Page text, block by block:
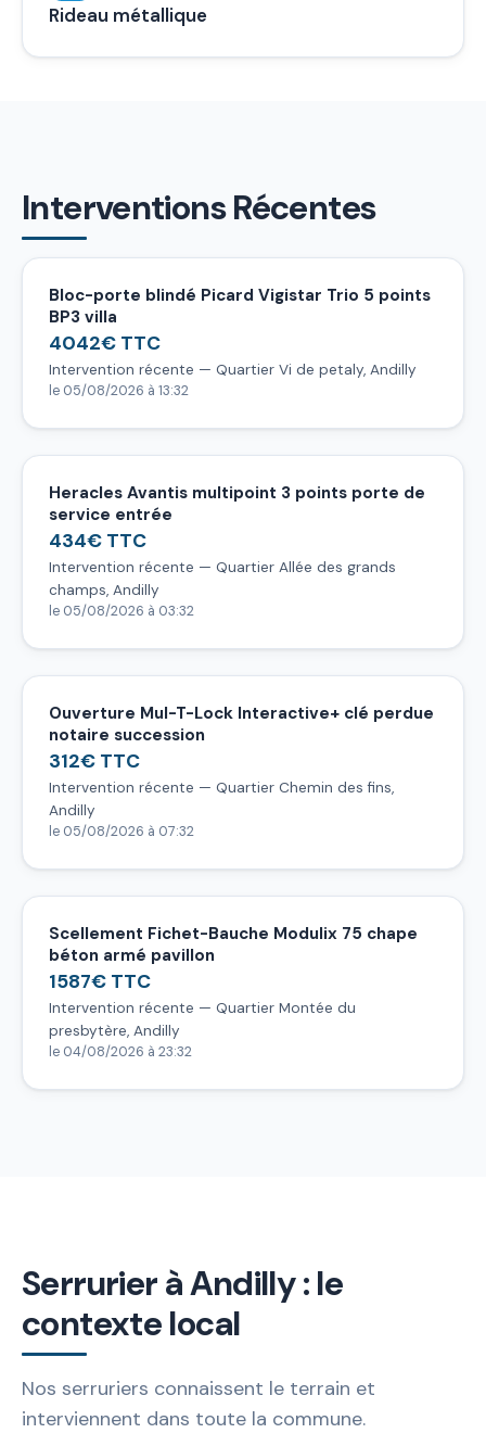
Rideau métallique
Interventions Récentes
Bloc-porte blindé Picard Vigistar Trio 5 points
BP3 villa
4042€ TTC
Intervention récente — Quartier Vi de petaly, Andilly
le 05/08/2026 à 13:32
Heracles Avantis multipoint 3 points porte de
service entrée
434€ TTC
Intervention récente — Quartier Allée des grands
champs, Andilly
le 05/08/2026 à 03:32
Ouverture Mul-T-Lock Interactive+ clé perdue
notaire succession
312€ TTC
Intervention récente — Quartier Chemin des fins,
Andilly
le 05/08/2026 à 07:32
Scellement Fichet-Bauche Modulix 75 chape
béton armé pavillon
1587€ TTC
Intervention récente — Quartier Montée du
presbytère, Andilly
le 04/08/2026 à 23:32
Serrurier à Andilly : le
contexte local
Nos serruriers connaissent le terrain et
interviennent dans toute la commune.